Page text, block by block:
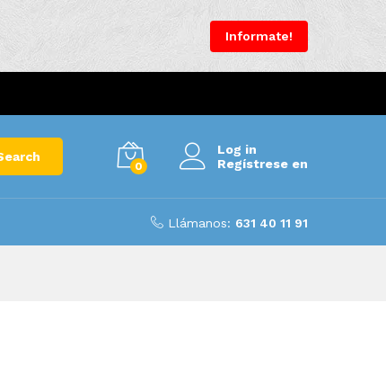
Informate!
0
Log in
Regístrese en
Llámanos: 631 40 11 91